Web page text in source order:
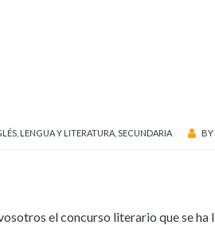
LENGUA Y LITERATURA SECUNDARIA BY
el concurso literario que se ha